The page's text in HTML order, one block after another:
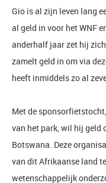
Gio is al zijn leven lang
al geld in voor het WNF
anderhalf jaar zet hij
zamelt geld in om via
heeft inmiddels zo al
Met de
van het park, wil hij geld
Botswana. Deze
van dit Afrikaanse land
wetenschappelijk